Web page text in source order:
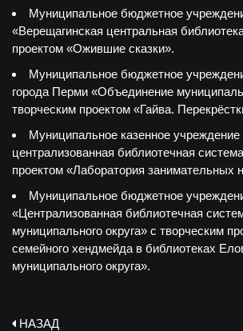
Муниципальное бюджетное
«Верещагинская центральная
проектом «Ожившие сказки».
Муниципальное бюджетное
города Перми «Объединение
творческим проектом «Гайва.
Муниципальное казенное учреждение
централизованная библиотечная
проектом «Лаборатория занимательных
Муниципальное бюджетное
«Централизованная библиотечная
муниципального округа» с творческим
семейного хендмейда в библиотеках
муниципального округа».
НАЗАД